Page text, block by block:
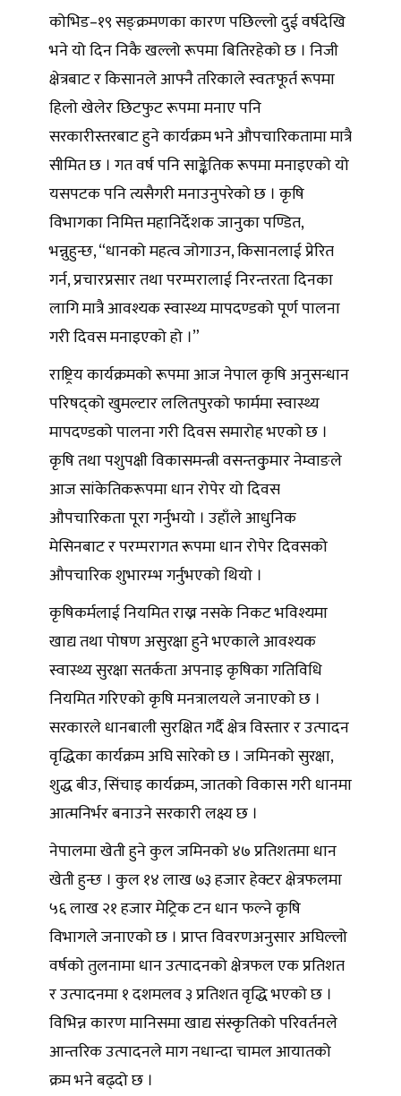
कोभिड–१९ सङ्क्रमणका कारण पछिल्लो दुई वर्षदेखि
भने यो दिन निकै खल्लो रूपमा बितिरहेको छ । निजी
क्षेत्रबाट र किसानले आफ्नै तरिकाले स्वतःफूर्त रूपमा
हिलो खेलेर छिटफुट रूपमा मनाए पनि
सरकारीस्तरबाट हुने कार्यक्रम भने औपचारिकतामा मात्रै
सीमित छ । गत वर्ष पनि साङ्केतिक रूपमा मनाइएको यो
यसपटक पनि त्यसैगरी मनाउनुपरेको छ । कृषि
विभागका निमित्त महानिर्देशक जानुका पण्डित,
भन्नुहुन्छ, “धानको महत्व जोगाउन, किसानलाई प्रेरित
गर्न, प्रचारप्रसार तथा परम्परालाई निरन्तरता दिनका
लागि मात्रै आवश्यक स्वास्थ्य मापदण्डको पूर्ण पालना
गरी दिवस मनाइएको हो ।”
राष्ट्रिय कार्यक्रमको रूपमा आज नेपाल कृषि अनुसन्धान
परिषद्को खुमल्टार ललितपुरको फार्ममा स्वास्थ्य
मापदण्डको पालना गरी दिवस समारोह भएको छ ।
कृषि तथा पशुपक्षी विकासमन्त्री वसन्तकु्मार नेम्वाङले
आज सांकेतिकरूपमा धान रोपेर यो दिवस
औपचारिकता पूरा गर्नुभयो । उहाँले आधुनिक
मेसिनबाट र परम्परागत रूपमा धान रोपेर दिवसको
औपचारिक शुभारम्भ गर्नुभएको थियो ।
कृषिकर्मलाई नियमित राख्न नसके निकट भविश्यमा
खाद्य तथा पोषण असुरक्षा हुने भएकाले आवश्यक
स्वास्थ्य सुरक्षा सतर्कता अपनाइ कृषिका गतिविधि
नियमित गरिएको कृषि मनत्रालयले जनाएको छ ।
सरकारले धानबाली सुरक्षित गर्दै क्षेत्र विस्तार र उत्पादन
वृद्धिका कार्यक्रम अघि सारेको छ । जमिनको सुरक्षा,
शुद्ध बीउ, सिंचाइ कार्यक्रम, जातको विकास गरी धानमा
आत्मनिर्भर बनाउने सरकारी लक्ष्य छ ।
नेपालमा खेती हुने कुल जमिनको ४७ प्रतिशतमा धान
खेती हुन्छ । कुल १४ लाख ७३ हजार हेक्टर क्षेत्रफलमा
५६ लाख २१ हजार मेट्रिक टन धान फल्ने कृषि
विभागले जनाएको छ । प्राप्त विवरणअनुसार अघिल्लो
वर्षको तुलनामा धान उत्पादनको क्षेत्रफल एक प्रतिशत
र उत्पादनमा १ दशमलव ३ प्रतिशत वृद्धि भएको छ ।
विभिन्न कारण मानिसमा खाद्य संस्कृतिको परिवर्तनले
आन्तरिक उत्पादनले माग नधान्दा चामल आयातको
क्रम भने बढ्दो छ ।